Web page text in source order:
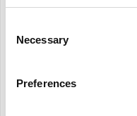
Selection
Necessary
Preferences